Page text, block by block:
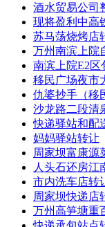
酒水贸易公司
现将盈利中高
苏马荡烧烤店
万州南滨上院
南滨上院E2区
移民广场夜市
仇婆抄手（移
沙龙路二段清
快递驿站和配
妈妈驿站转让
周家坝富康源
人头石还房江
市内洗车店转
周家坝快递店
万州高笋塘重